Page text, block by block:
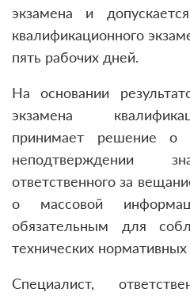
экзамена и
квалификационного
пять рабочих дней.
На основании
экзамена
принимает решение о
неподтверждении
ответственного за
о массовой
обязательным для
технических
Специалист,